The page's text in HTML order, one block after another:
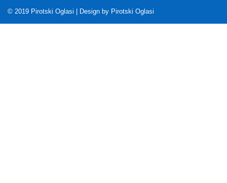
© 2019 Pirotski Oglasi | Design by Pirotski Oglasi